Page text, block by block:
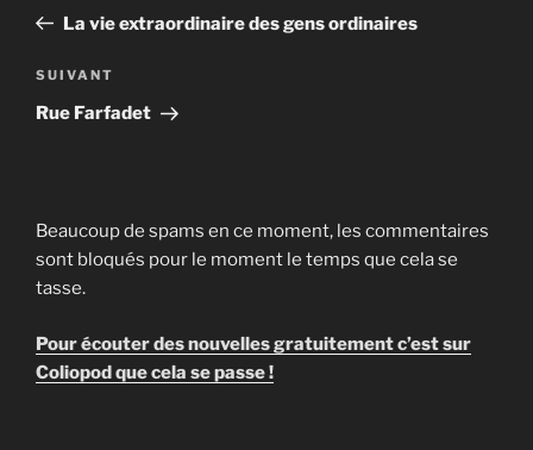
l’article
précédent
La vie extraordinaire des gens ordinaires
Article
suivant
SUIVANT
Rue Farfadet
Beaucoup de spams en ce moment, les commentaires
sont bloqués pour le moment le temps que cela se
tasse.
Pour écouter des nouvelles gratuitement c’est sur
Coliopod que cela se passe !